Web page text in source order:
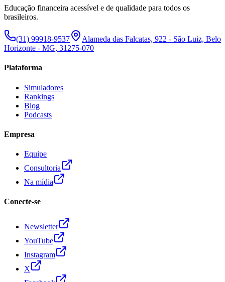
Educação financeira acessível e de qualidade para todos os
brasileiros.
(31) 99918-9537
Alameda das Falcatas, 922 - São Luiz, Belo
Horizonte - MG, 31275-070
Plataforma
Simuladores
Rankings
Blog
Podcasts
Empresa
Equipe
Consultoria
Na mídia
Conecte-se
Newsletter
YouTube
Instagram
X